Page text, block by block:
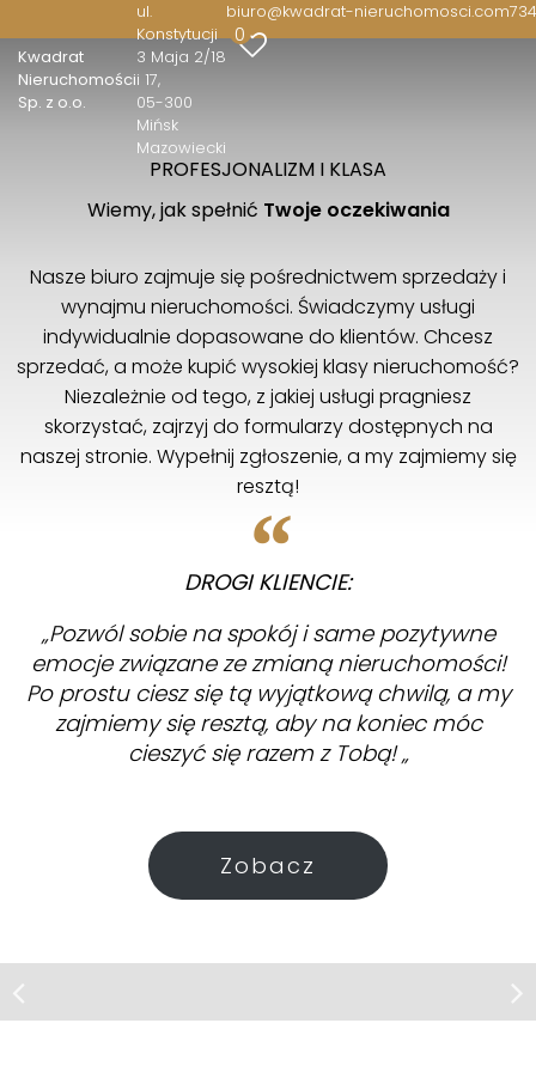
Kwadrat
Nieruchomości
Sp. z o.o.
ul.
Konstytucji
3 Maja 2/18
i 17
05-300
Mińsk
Mazowiecki
biuro@kwadrat-nieruchomosci.com
0
PROFESJONALIZM I KLASA
Wiemy, jak spełnić Twoje oczekiwania
Nasze biuro zajmuje się pośrednictwem sprzedaży i
wynajmu nieruchomości. Świadczymy usługi
indywidualnie dopasowane do klientów. Chcesz
sprzedać, a może kupić wysokiej klasy nieruchomość?
Niezależnie od tego, z jakiej usługi pragniesz
skorzystać, zajrzyj do formularzy dostępnych na
naszej stronie. Wypełnij zgłoszenie, a my zajmiemy się
resztą!
DROGI KLIENCIE:
„Pozwól sobie na spokój i same pozytywne
emocje związane ze zmianą nieruchomości!
Po prostu ciesz się tą wyjątkową chwilą, a my
zajmiemy się resztą, aby na koniec móc
cieszyć się razem z Tobą! „
Zobacz
Lokal | Wynajem
Rynek
Lokal z witryną | Wejście z ulicy |